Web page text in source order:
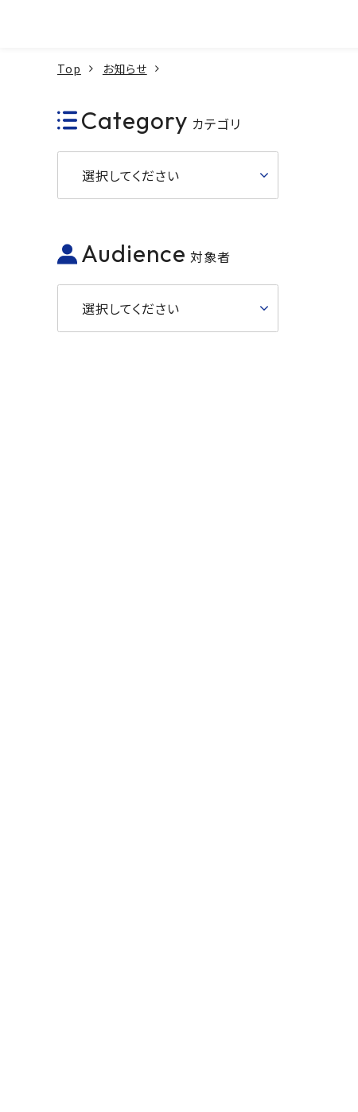
Top お知らせ
Category カテゴリ
選択してください
Audience 対象者
選択してください